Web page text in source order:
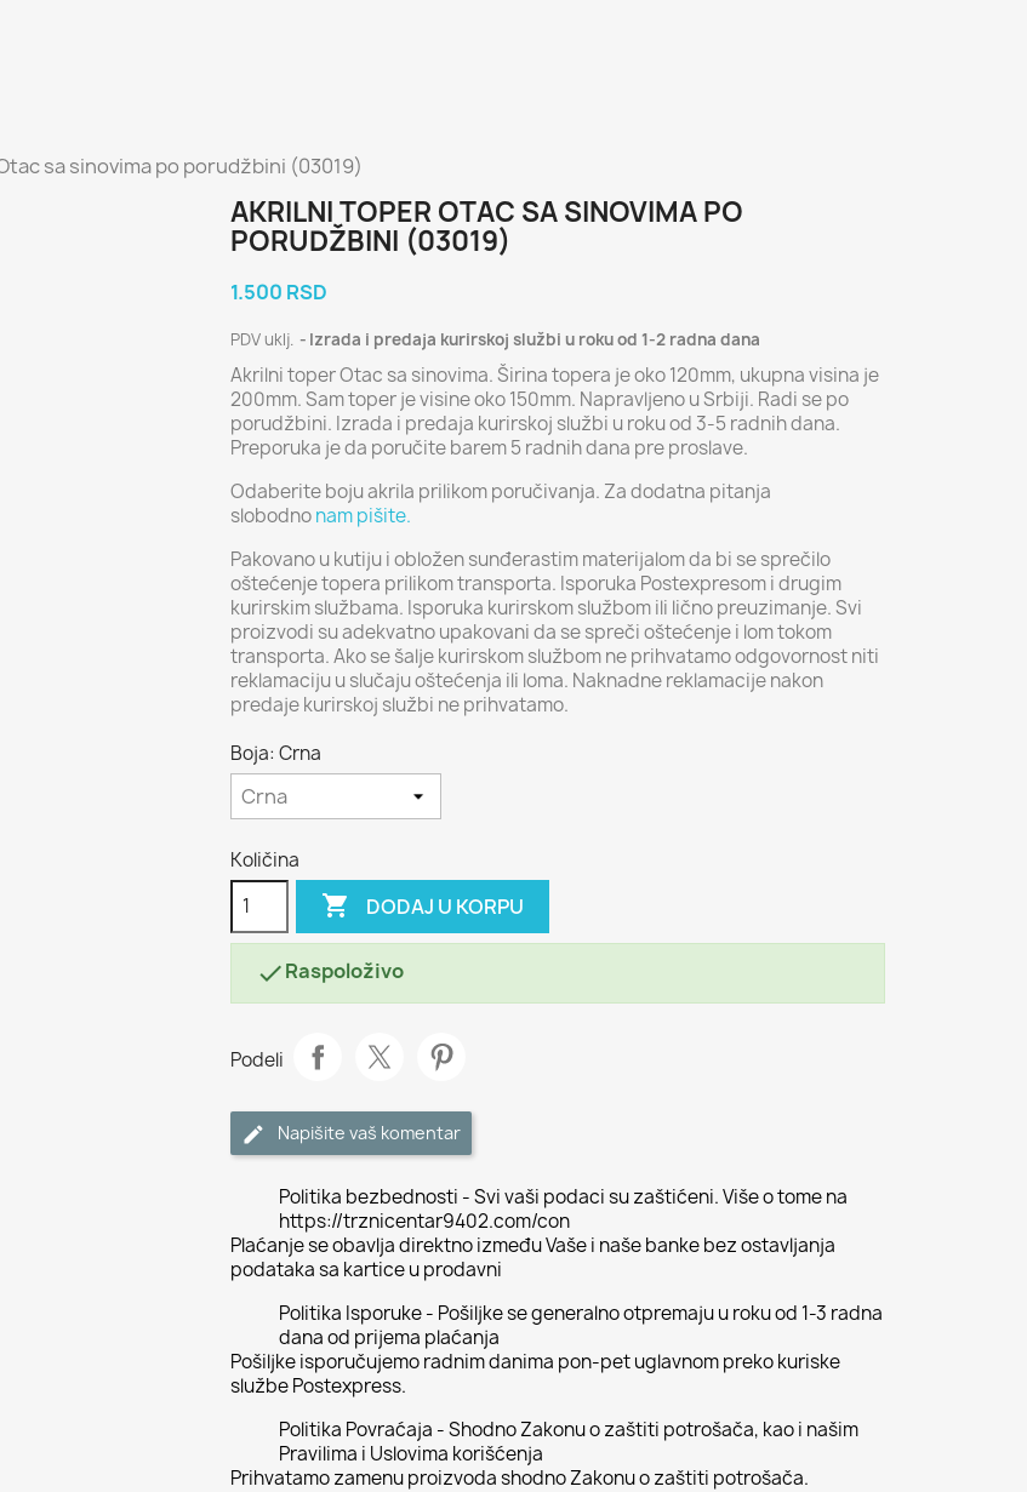
sa sinovima po porudžbini (03019)
AKRILNI TOPER OTAC SA SINOVIMA PO
PORUDŽBINI (03019)
1.500 RSD
PDV uklj. Izrada i predaja kurirskoj službi u roku od 1-2 radna dana
Akrilni toper Otac sa sinovima. Širina topera je oko 120mm, ukupna visina je
200mm. Sam toper je visine oko 150mm. Napravljeno u Srbiji. Radi se po
porudžbini. Izrada i predaja kurirskoj službi u roku od 3-5 radnih dana.
Preporuka je da poručite barem 5 radnih dana pre proslave.
Odaberite boju akrila prilikom poručivanja. Za dodatna pitanja
slobodnonam pišite.
Pakovano u kutiju i obložen sunđerastim materijalom da bi se sprečilo
oštećenje topera prilikom transporta. Isporuka Postexpresom i drugim
kurirskim službama. Isporuka kurirskom službom ili lično preuzimanje. Svi
proizvodi su adekvatno upakovani da se spreči oštećenje i lom tokom
transporta. Ako se šalje kurirskom službom ne prihvatamo odgovornost niti
reklamaciju u slučaju oštećenja ili loma. Naknadne reklamacije nakon
predaje kurirskoj službi ne prihvatamo.
Boja: Crna
Količina
 DODAJ U KORPU
Raspoloživo
Podeli
Napišite vaš komentar
Politika bezbednosti - Svi vaši podaci su zaštićeni. Više o tome na
https://trznicentar9402.com/con
Plaćanje se obavlja direktno između Vaše i naše banke bez ostavljanja
podataka sa kartice u prodavni
Politika Isporuke - Pošiljke se generalno otpremaju u roku od 1-3 radna
dana od prijema plaćanja
Pošiljke isporučujemo radnim danima pon-pet uglavnom preko kuriske
službe Postexpress.
Politika Povraćaja - Shodno Zakonu o zaštiti potrošača, kao i našim
Pravilima i Uslovima korišćenja
Prihvatamo zamenu proizvoda shodno Zakonu o zaštiti potrošača.